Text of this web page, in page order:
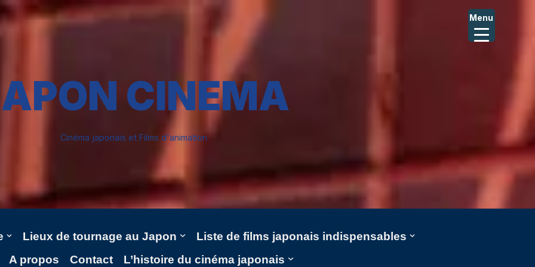
CINEMA
Cinéma japonais et Films d'animation
Lieux de tournage au Japon
Liste de films japonais indispensables
A propos Contact L’histoire du cinéma japonais
Menu